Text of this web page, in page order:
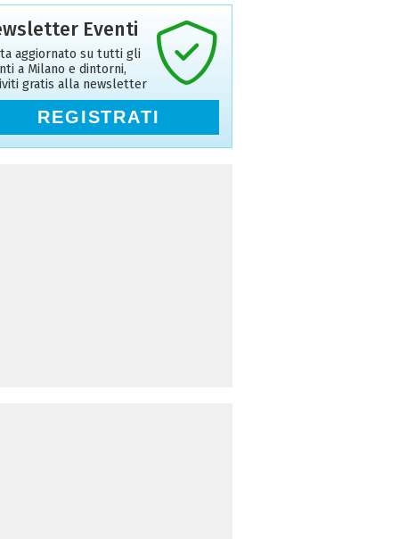
Eventi
aggiornato su tutti gli
a Milano e dintorni,
gratis alla newsletter
REGISTRATI